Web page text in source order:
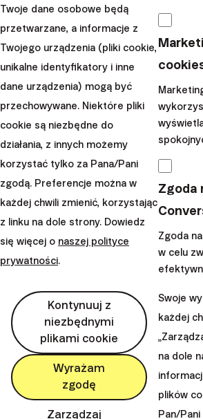
Trump
swojego
się
jest
stóp
Timur
Wczytaj więcej
Twoje dane osobowe będą
przetwarzane, a informacje z
Twojego urządzenia (pliki cookie,
unikalne identyfikatory i inne
dane urządzenia) mogą być
przechowywane. Niektóre pliki
cookie są niezbędne do
działania, z innych możemy
korzystać tylko za Pana/Pani
zgodą. Preferencje można w
każdej chwili zmienić, korzystając
z linku na dole strony. Dowiedz
się więcej o naszej polityce
prywatności.
Kontynuuj z
niezbędnymi
plikami cookie
Wyrażam
zgodę
Zarządzaj
Zgoda
Zgoda
w celu
Swoje
każdej
na dole
plików
Pan/
Bajkalská 19B
821 01 Bratislava
Słowacja
perm_phone_msg +48 22 104 09 08
mail client@finax.eu